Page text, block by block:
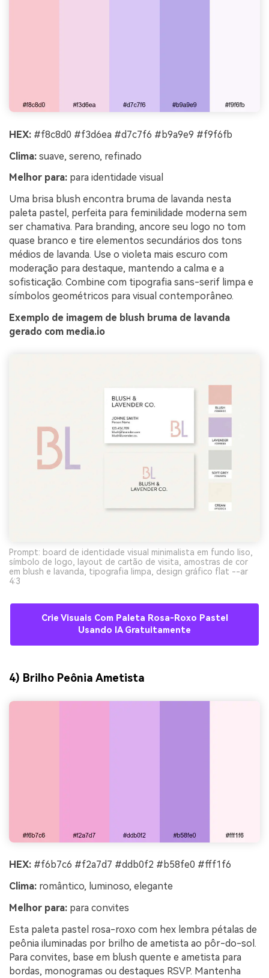
HEX: #f8c8d0 #f3d6ea #d7c7f6 #b9a9e9 #f9f6fb
Clima: suave, sereno, refinado
Melhor para: para identidade visual
Uma brisa blush encontra bruma de lavanda nesta
paleta pastel, perfeita para feminilidade moderna sem
ser chamativa. Para branding, ancore seu logo no tom
quase branco e tire elementos secundários dos tons
médios de lavanda. Use o violeta mais escuro com
moderação para destaque, mantendo a calma e a
sofisticação. Combine com tipografia sans-serif limpa e
símbolos geométricos para visual contemporâneo.
Exemplo de imagem de blush bruma de lavanda
gerado com media.io
Prompt: board de identidade visual minimalista em fundo liso,
símbolo de logo, layout de cartão de visita, amostras de cor
em blush e lavanda, tipografia limpa, design gráfico flat --ar
4:3
Crie Visuais Com Paleta Rosa-Roxo Pastel
Usando IA Gratuitamente
4) Brilho Peônia Ametista
HEX: #f6b7c6 #f2a7d7 #ddb0f2 #b58fe0 #fff1f6
Clima: romântico, luminoso, elegante
Melhor para: para convites
Esta paleta pastel rosa-roxo com hex lembra pétalas de
peônia iluminadas por brilho de ametista ao pôr-do-sol.
Para convites, base em blush quente e ametista para
bordas, monogramas ou destaques RSVP. Mantenha